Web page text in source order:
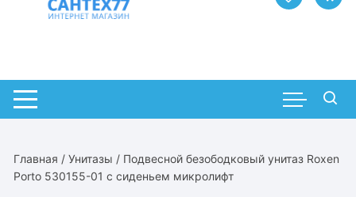
Главная /Унитазы / Подвесной безободковый унитаз Roxen
Porto 530155-01 с сиденьем микролифт